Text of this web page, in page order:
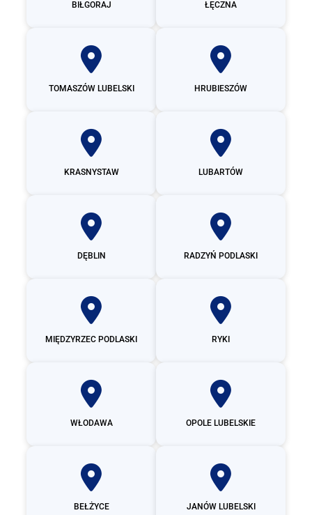
BIŁGORAJ ŁĘCZNA
TOMASZÓW LUBELSKI HRUBIESZÓW
KRASNYSTAW LUBARTÓW
DĘBLIN RADZYŃ PODLASKI
MIĘDZYRZEC PODLASKI RYKI
WŁODAWA OPOLE LUBELSKIE
BEŁŻYCE JANÓW LUBELSKI